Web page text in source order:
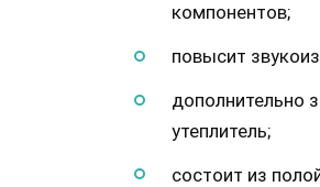
компонентов;
повысит
дополнительно
утеплитель;
состоит из